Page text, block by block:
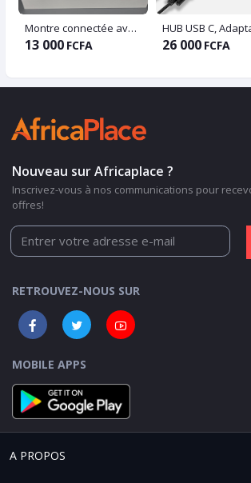
Montre connectée avec bluetooth aipord 7 bracelet
13 000 FCFA 26 000 FCFA
Nouveau sur Africaplace ?
Inscrivez-vous à nos communications pour
offres!
RETROUVEZ-NOUS SUR
MOBILE APPS
A PROPOS